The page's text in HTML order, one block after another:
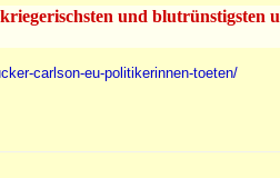
und blutrünstigsten
carlson-eu-politikerinnen-toeten/